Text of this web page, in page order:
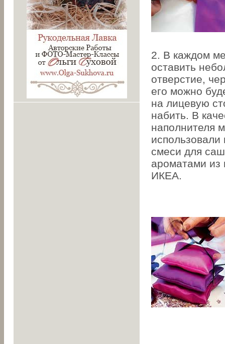
2. В каждом
оставить
отверстие,
его можно
на лицевую
набить. В
наполнителя
использовали
смеси для
ароматами из
ИКЕА.